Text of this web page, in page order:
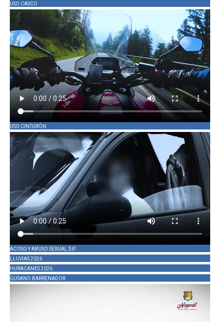
USO CASCO
USO CINTURÓN
ACOSO Y ABUSO SEXUAL DIF
LLUVIAS 2026
HURACANES 2026
GUSANO BARRENADOR